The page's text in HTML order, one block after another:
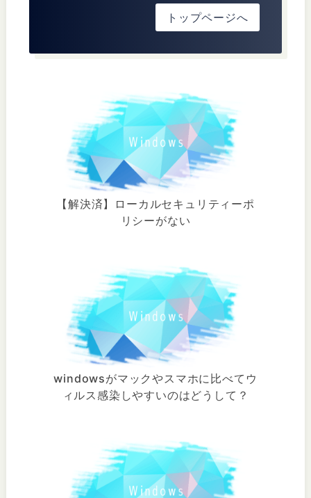
トップページへ
【解決済】ローカルセキュリティーポ
リシーがない
windowsがマックやスマホに比べてウ
ィルス感染しやすいのはどうして？